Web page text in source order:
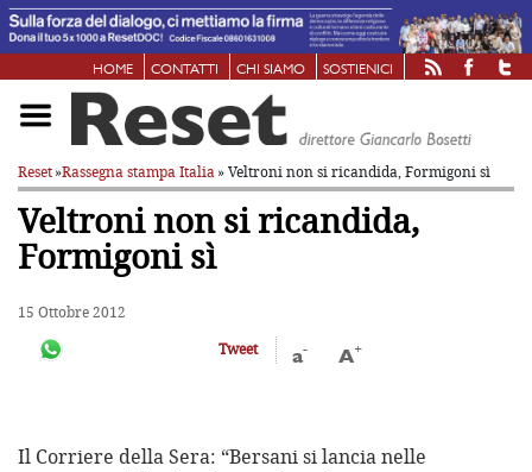
HOME CONTATTI CHI SIAMO SOSTIENICI
Reset»Rassegna stampa Italia» Veltroni non si ricandida, Formigoni sì
Veltroni non si ricandida,
Formigoni sì
15 Ottobre 2012
Tweet
a- A+
Il Corriere della Sera: “Bersani si lancia nelle